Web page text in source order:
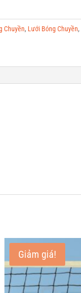
Chuyền, Lưới Bóng Chuyền,
Giảm giá!